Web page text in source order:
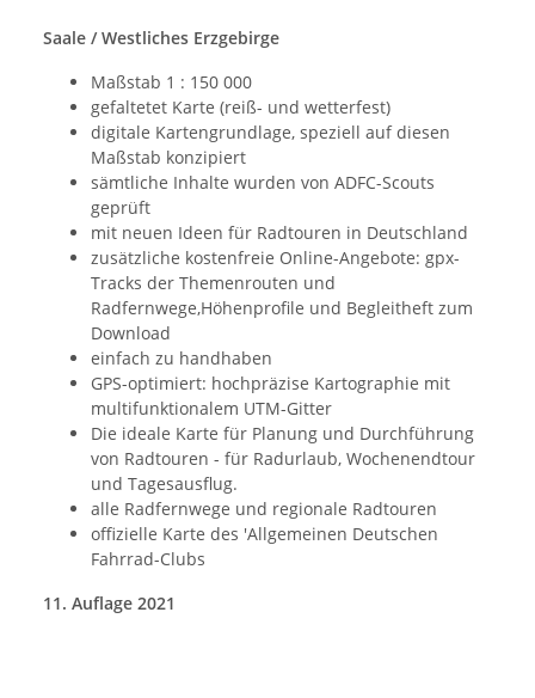
Saale / Westliches Erzgebirge
Maßstab 1 : 150 000
gefaltetet Karte (reiß- und wetterfest)
digitale Kartengrundlage, speziell auf diesen
Maßstab konzipiert
sämtliche Inhalte wurden von ADFC-Scouts
geprüft
mit neuen Ideen für Radtouren in Deutschland
zusätzliche kostenfreie Online-Angebote: gpx-
Tracks der Themenrouten und
Radfernwege,Höhenprofile und Begleitheft zum
Download
einfach zu handhaben
GPS-optimiert: hochpräzise Kartographie mit
multifunktionalem UTM-Gitter
Die ideale Karte für Planung und Durchführung
von Radtouren - für Radurlaub, Wochenendtour
und Tagesausflug.
alle Radfernwege und regionale Radtouren
offizielle Karte des 'Allgemeinen Deutschen
Fahrrad-Clubs
11. Auflage 2021